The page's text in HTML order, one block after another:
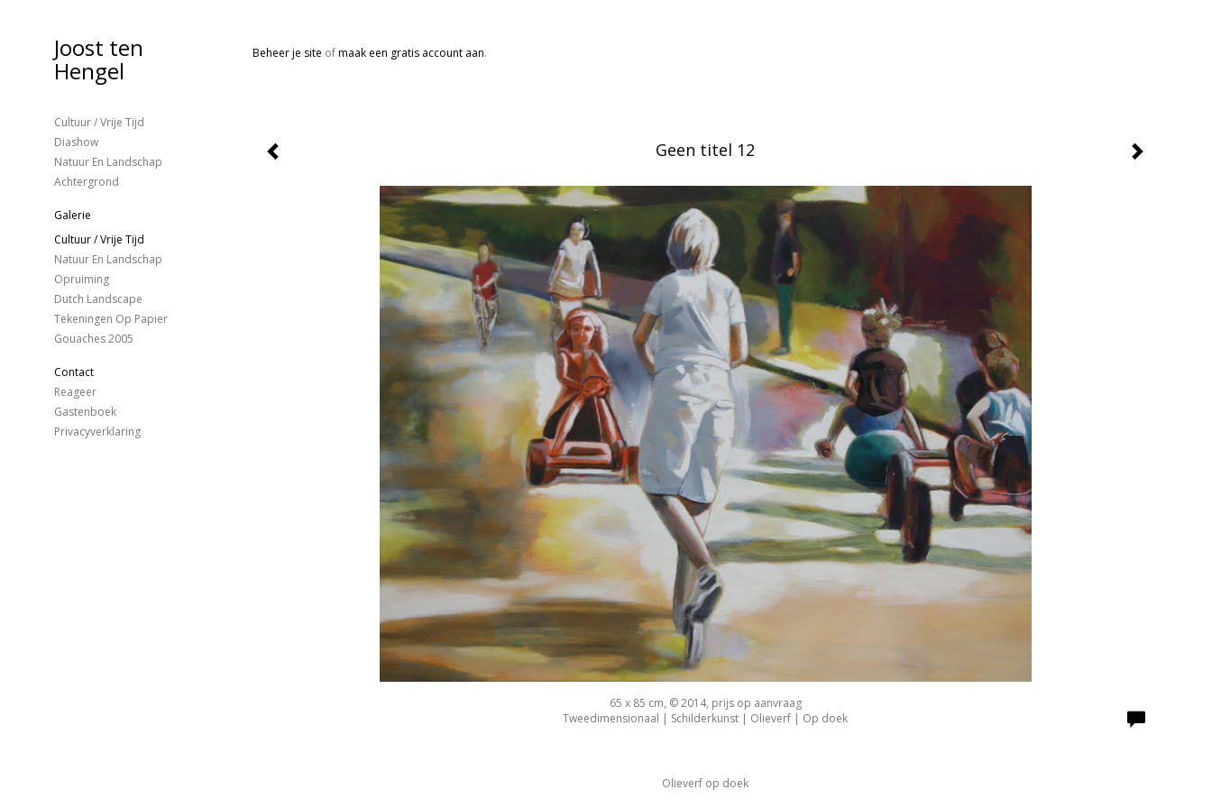
Beheer je site ofmaak een gratis account aan.
Geen titel 12
65 x 85 cm, © 2014, prijs op aanvraag
Tweedimensionaal | Schilderkunst | Olieverf | Op doek
Olieverf op doek
Joost ten
Hengel
Cultuur / Vrije Tijd
Diashow
Natuur En Landschap
Achtergrond
Galerie
Cultuur / Vrije Tijd
Natuur En Landschap
Opruiming
Dutch Landscape
Tekeningen Op Papier
Gouaches 2005
Contact
Reageer
Gastenboek
Privacyverklaring